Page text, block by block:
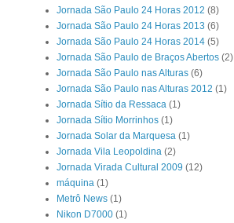
Jornada São Paulo 24 Horas 2012 (8)
Jornada São Paulo 24 Horas 2013 (6)
Jornada São Paulo 24 Horas 2014 (5)
Jornada São Paulo de Braços Abertos (2)
Jornada São Paulo nas Alturas (6)
Jornada São Paulo nas Alturas 2012 (1)
Jornada Sítio da Ressaca (1)
Jornada Sítio Morrinhos (1)
Jornada Solar da Marquesa (1)
Jornada Vila Leopoldina (2)
Jornada Virada Cultural 2009 (12)
máquina (1)
Metrô News (1)
Nikon D7000 (1)